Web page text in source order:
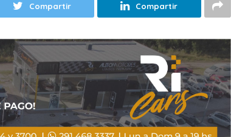
Compartir Compartir